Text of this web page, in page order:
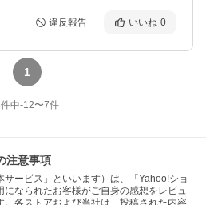
違反報告 いいね 0
1
件中-12〜7件
注意事項
サービス」といいます）は、「Yahoo!ショ
になられたお客様がご自身の感想をレビュ
。各ストアおよび当社は、投稿された内容